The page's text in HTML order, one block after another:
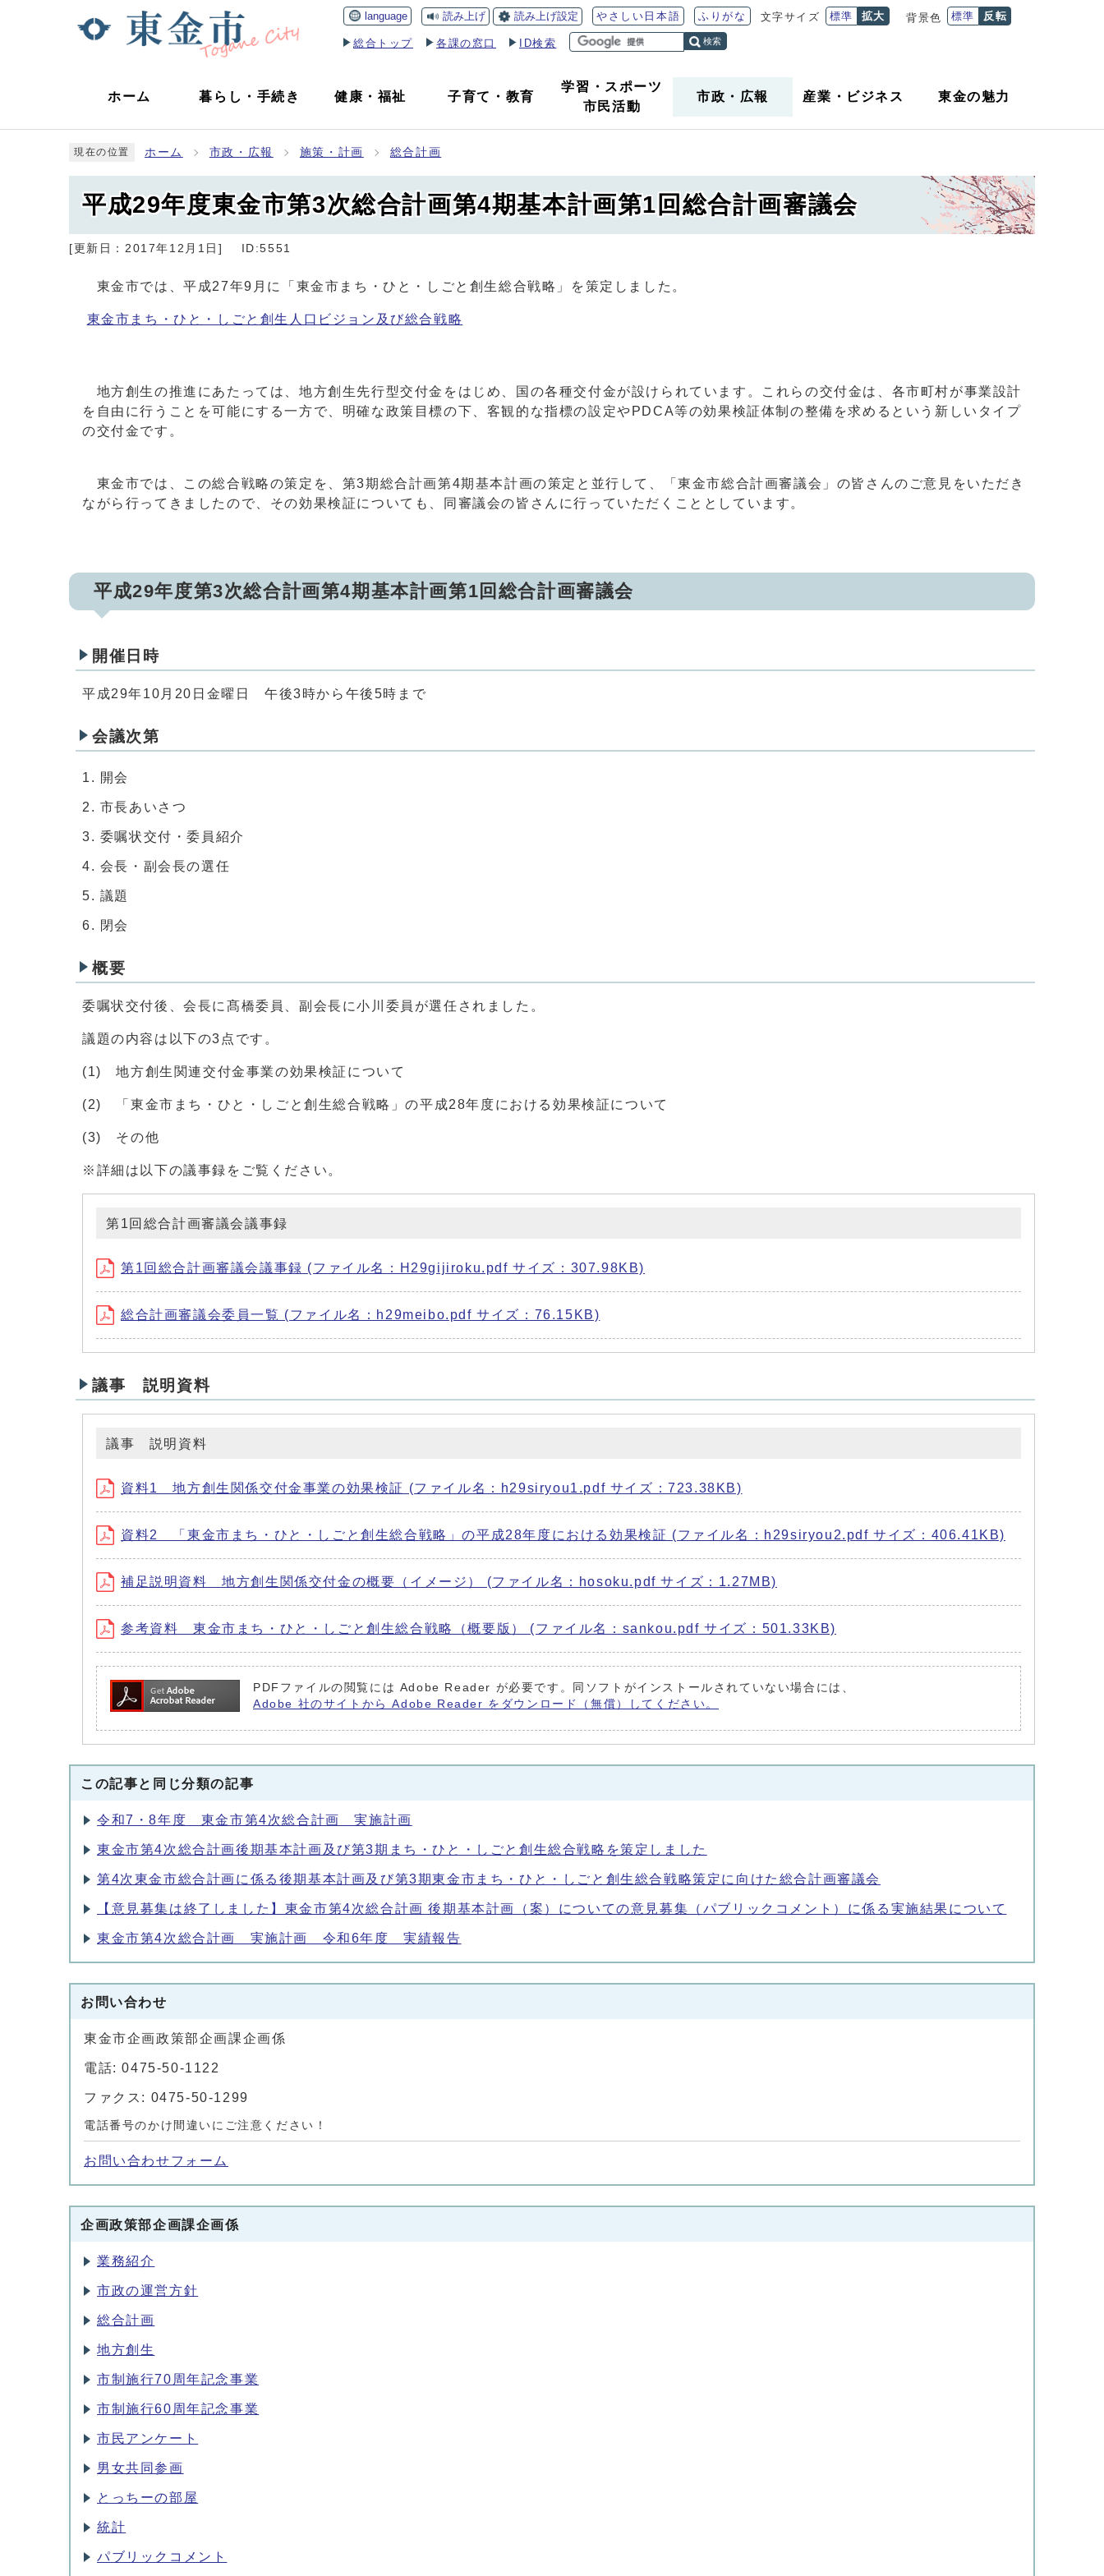
language 読み上げ 読み上げ設定 やさしい日本語 ふりがな 文字サイズ 標準 拡大 背景色 標準 反転
総合トップ 各課の窓口 ID検索 検索
ホーム 暮らし ・ 手続き 健康 ・福祉 子育て ・ 教育
学習・スポーツ
市民活動
市政 ・ 広報 産業 ・ ビジネス 東金の魅力
現在の位置 ホーム 市政・広報 施策・計画 総合計画
平成29年度東金市第3次総合計画第4期基本計画第1回総合計画審議会
[更新日： 2017年12月1日 ] ID:5551
東金市では、平成27年9月に「東金市まち・ひと・しごと創生総合戦略」を策定しました。
東金市まち・ひと・しごと創生人口ビジョン及び総合戦略
地方創生の推進にあたっては、地方創生先行型交付金をはじめ、国の各種交付金が設けられています。これらの交付金は、各市町村が事業設計
を自由に行うことを可能にする一方で、明確な政策目標の下、客観的な指標の設定やPDCA等の効果検証体制の整備を求めるという新しいタイプ
の交付金です。
東金市では、この総合戦略の策定を、第3期総合計画第4期基本計画の策定と並行して、「東金市総合計画審議会」の皆さんのご意見をいただき
ながら行ってきましたので、その効果検証についても、同審議会の皆さんに行っていただくこととしています。
平成29年度第3次総合計画第4期基本計画第1回総合計画審議会
開催日時
平成29年10月20日金曜日 午後3時から午後5時まで
会議次第
開会
市長あいさつ
委嘱状交付・委員紹介
会長・副会長の選任
議題
閉会
概要
委嘱状交付後、会長に髙橋委員、副会長に小川委員が選任されました。
議題の内容は以下の3点です。
(1) 地方創生関連交付金事業の効果検証について
(2) 「東金市まち・ひと・しごと創生総合戦略」の平成28年度における効果検証について
(3) その他
※詳細は以下の議事録をご覧ください。
第1回総合計画審議会議事録
第1回総合計画審議会議事録 (ファイル名：H29gijiroku.pdf サイズ：307.98KB)
総合計画審議会委員一覧 (ファイル名：h29meibo.pdf サイズ：76.15KB)
議事 説明資料
議事 説明資料
資料1 地方創生関係交付金事業の効果検証 (ファイル名：h29siryou1.pdf サイズ：723.38KB)
資料2 「東金市まち・ひと・しごと創生総合戦略」の平成28年度における効果検証 (ファイル名：h29siryou2.pdf サイズ：406.41KB)
補足説明資料 地方創生関係交付金の概要（イメージ） (ファイル名：hosoku.pdf サイズ：1.27MB)
参考資料 東金市まち・ひと・しごと創生総合戦略（概要版） (ファイル名：sankou.pdf サイズ：501.33KB)
PDFファイルの閲覧には Adobe Reader が必要です。同ソフトがインストールされていない場合には、
Adobe 社のサイトから Adobe Reader をダウンロード（無償）してください。
この記事と同じ分類の記事
令和7・8年度 東金市第4次総合計画 実施計画
東金市第4次総合計画後期基本計画及び第3期まち・ひと・しごと創生総合戦略を策定しました
第4次東金市総合計画に係る後期基本計画及び第3期東金市まち・ひと・しごと創生総合戦略策定に向けた総合計画審議会
【意見募集は終了しました】東金市第4次総合計画 後期基本計画（案）についての意見募集（パブリックコメント）に係る実施結果について
東金市第4次総合計画 実施計画 令和6年度 実績報告
お問い合わせ
東金市企画政策部企画課企画係
電話: 0475-50-1122
ファクス: 0475-50-1299
電話番号のかけ間違いにご注意ください！
お問い合わせフォーム
企画政策部企画課企画係
業務紹介
市政の運営方針
総合計画
地方創生
市制施行70周年記念事業
市制施行60周年記念事業
市民アンケート
男女共同参画
とっちーの部屋
統計
パブリックコメント